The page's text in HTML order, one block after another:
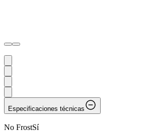
Especificaciones técnicas
No FrostSí